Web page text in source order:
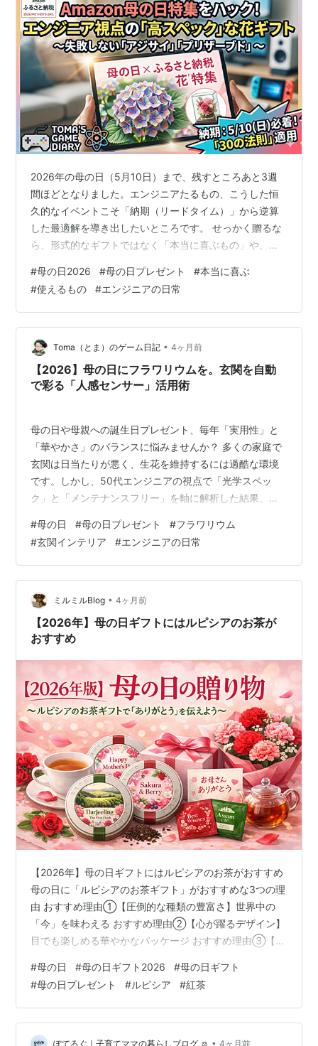
2026年の母の日（5月10日）まで、残すところあと3週
間ほどとなりました。エンジニアたるもの、こうした恒
久的なイベントこそ「納期（リードタイム）」から逆算
した最適解を導き出したいところです。 せっかく贈るな
ら、形式的なギフトではなく「本当に喜ぶもの」や、日
Amazonでは「母の日×ふるさと納税」の特設ページが公
開されており、非常に効率的な選択が可能になっていま
す。今回は「情緒」に「スペック」を掛け合わせた、失
敗しないギフト選びを分析します。 第1章：ギフト選びを
「変数」で制御する 母の日のフラワーギフトにおいて、
私たちが制御すべき変数は以下の…
#母の日2026 #母の日プレゼント #本当に喜ぶ
#使えるもの #エンジニアの日常
Toma（とま）のゲーム日記 • 4ヶ月前
【2026】母の日にフラワリウムを。玄関を自動
で彩る「人感センサー」活用術
母の日や母親への誕生日プレゼント、毎年「実用性」と
「華やかさ」のバランスに悩みませんか？ 多くの家庭で
玄関は日当たりが悪く、生花を維持するには過酷な環境
です。しかし、50代エンジニアの視点で「光学スペッ
ク」と「メンテナンスフリー」を軸に解析した結果、一
（FLOWERiUM®）です。 今回は、暗い玄関を「お帰り」
の自動演出空間に変える、ロジカルなギフト術を解説し
ます。
#母の日 #母の日プレゼント #フラワリウム
#玄関インテリア #エンジニアの日常
ミルミルBlog • 4ヶ月前
【2026年】母の日ギフトにはルピシアのお茶が
おすすめ
【2026年】母の日ギフトにはルピシアのお茶がおすすめ
母の日に「ルピシアのお茶ギフト」がおすすめな3つの理
由 おすすめ理由①【圧倒的な種類の豊富さ】世界中の
「今」を味わえる おすすめ理由②【心が躍るデザイン】
目でも楽しめる華やかなパッケージ おすすめ理由③【確
年】母の日に贈るルピシアのおすすめギフトセット5選
おすすめ① 王道の華やかさ：最新作「ブック オブ ティ
ー・アンポーズ」 おすすめ② 感謝を込めて：母の日限
定「メルシー ミルフォワ」 おすすめ③ 贅沢なティータ
イム：紅茶とお菓子「プレシャス」 おすすめ④ 体を労
#母の日 #母の日ギフト2026 #母の日ギフト
#母の日プレゼント #ルピシア #紅茶
ぽてろぐ｜子育てママの暮らしブログ ☺︎ • 4ヶ月前